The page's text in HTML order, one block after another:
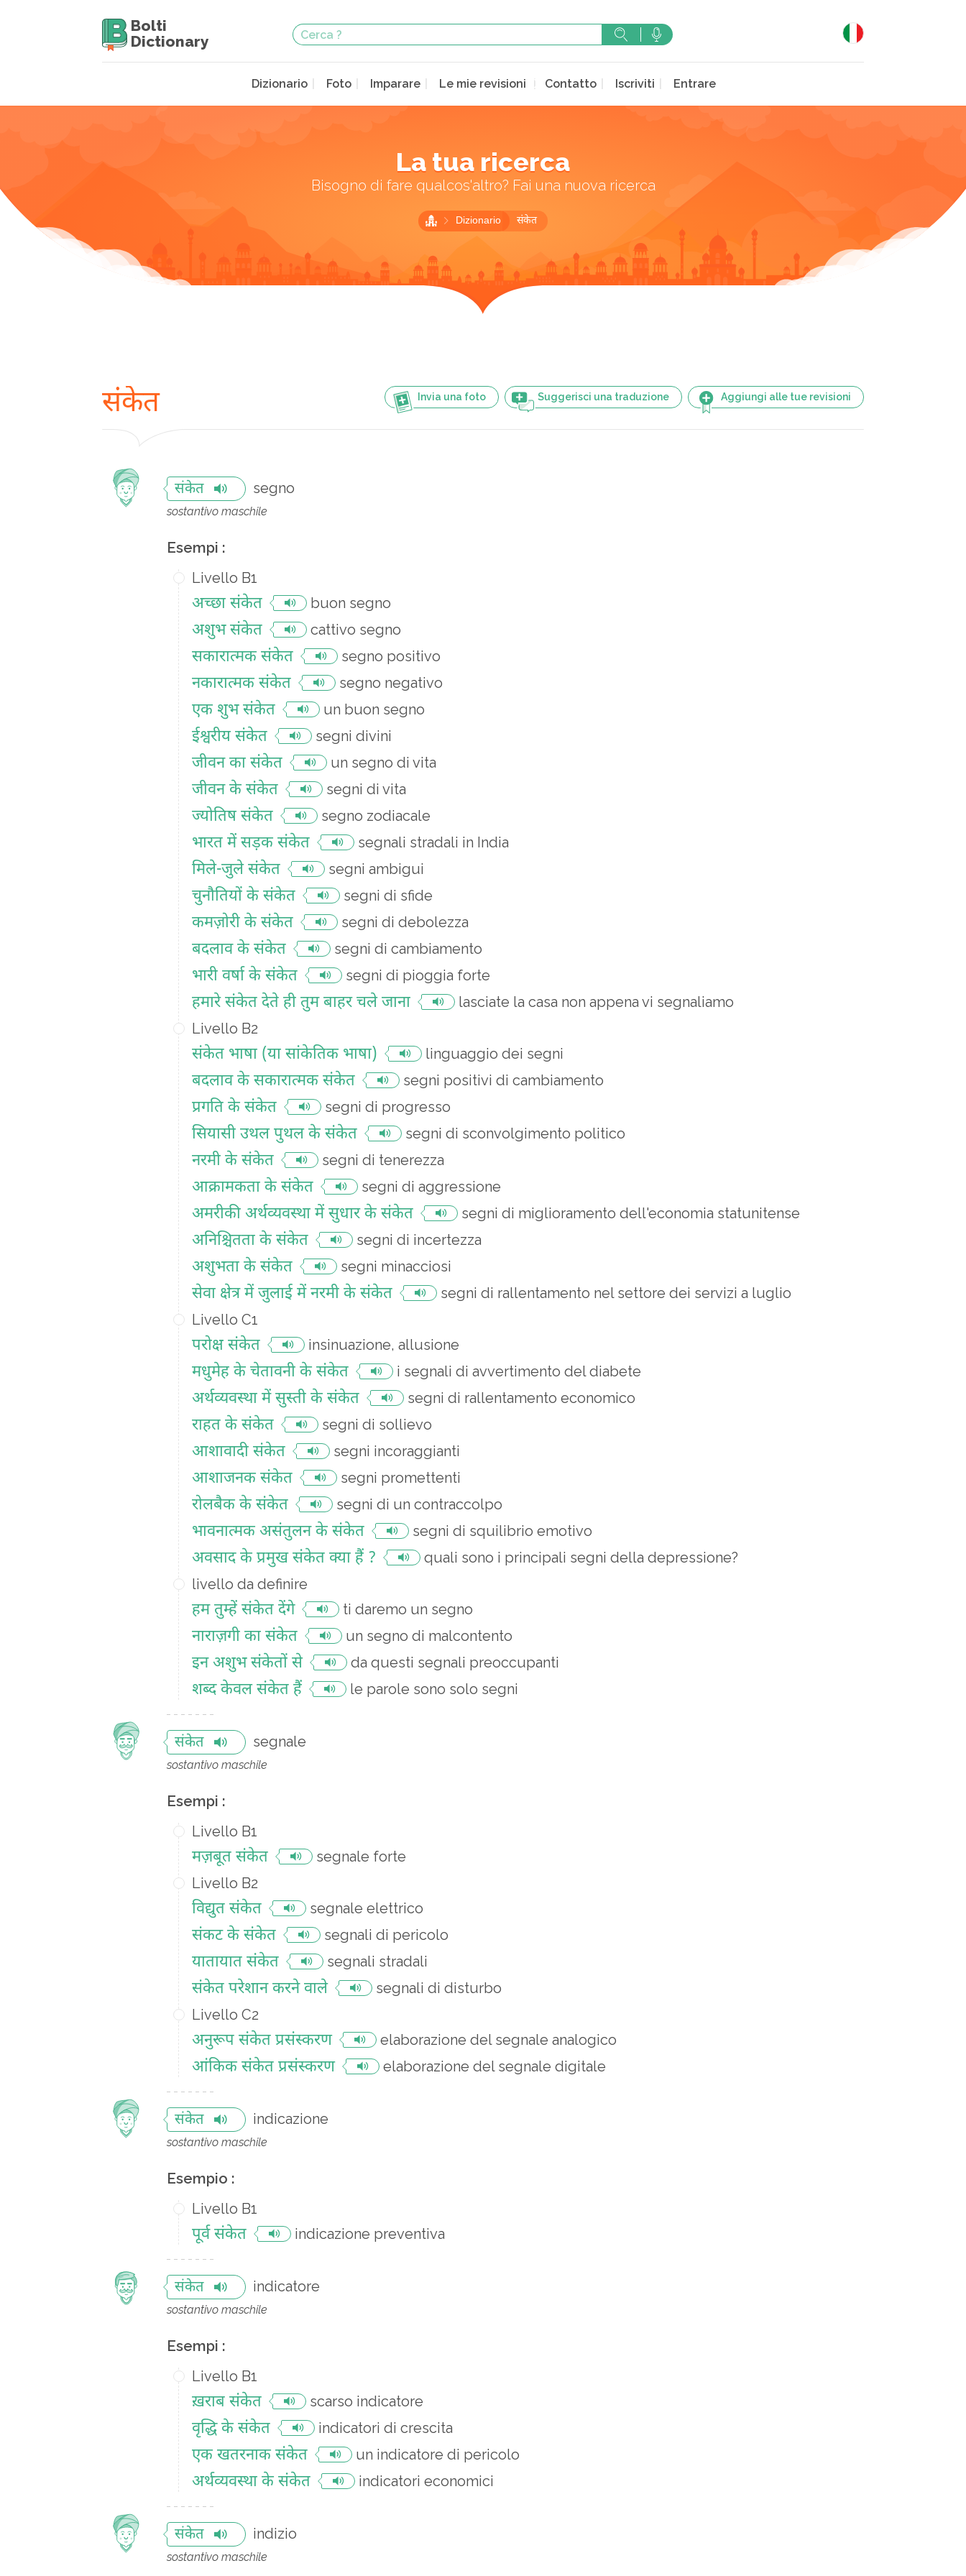
Bolti
Dictionary
Dizionario Foto Imparare Le mie revisioni Contatto Iscriviti Entrare
La tua ricerca
Bisogno di fare qualcos'altro? Fai una nuova ricerca
Dizionario संकेत
Invia una foto Suggerisci una traduzione Aggiungi alle tue revisioni
संकेत
संकेत segno
sostantivo maschile
Esempi :
Livello B1
अच्छा संकेत buon segno
अशुभ संकेत cattivo segno
सकारात्मक संकेत segno positivo
नकारात्मक संकेत segno negativo
एक शुभ संकेत un buon segno
ईश्वरीय संकेत segni divini
जीवन का संकेत un segno di vita
जीवन के संकेत segni di vita
ज्योतिष संकेत segno zodiacale
भारत में सड़क संकेत segnali stradali in India
मिले-जुले संकेत segni ambigui
चुनौतियों के संकेत segni di sfide
कमज़ोरी के संकेत segni di debolezza
बदलाव के संकेत segni di cambiamento
भारी वर्षा के संकेत segni di pioggia forte
हमारे संकेत देते ही तुम बाहर चले जाना
lasciate la casa non appena vi segnaliamo
Livello B2
संकेत भाषा (या सांकेतिक भाषा) linguaggio dei segni
बदलाव के सकारात्मक संकेत segni positivi di cambiamento
प्रगति के संकेत segni di progresso
सियासी उथल पुथल के संकेत segni di sconvolgimento politico
नरमी के संकेत segni di tenerezza
आक्रामकता के संकेत segni di aggressione
अमरीकी अर्थव्यवस्था में सुधार के संकेत segni di miglioramento dell'economia statunitense
अनिश्चितता के संकेत segni di incertezza
अशुभता के संकेत segni minacciosi
सेवा क्षेत्र में जुलाई में नरमी के संकेत
segni di rallentamento nel settore dei servizi a luglio
Livello C1
परोक्ष संकेत insinuazione, allusione
मधुमेह के चेतावनी के संकेत i segnali di avvertimento del diabete
अर्थव्यवस्था में सुस्ती के संकेत segni di rallentamento economico
राहत के संकेत segni di sollievo
आशावादी संकेत segni incoraggianti
आशाजनक संकेत segni promettenti
रोलबैक के संकेत segni di un contraccolpo
भावनात्मक असंतुलन के संकेत segni di squilibrio emotivo
अवसाद के प्रमुख संकेत क्या हैं ?
quali sono i principali segni della depressione?
livello da definire
हम तुम्हें संकेत देंगे ti daremo un segno
नाराज़गी का संकेत un segno di malcontento
इन अशुभ संकेतों से da questi segnali preoccupanti
शब्द केवल संकेत हैं le parole sono solo segni
संकेत segnale
sostantivo maschile
Esempi :
Livello B1
मज़बूत संकेत
segnale forte
Livello B2
विद्युत संकेत segnale elettrico
संकट के संकेत segnali di pericolo
यातायात संकेत segnali stradali
संकेत परेशान करने वाले
segnali di disturbo
Livello C2
अनुरूप संकेत प्रसंस्करण elaborazione del segnale analogico
आंकिक संकेत प्रसंस्करण elaborazione del segnale digitale
संकेत indicazione
sostantivo maschile
Esempio :
Livello B1
पूर्व संकेत indicazione preventiva
संकेत indicatore
sostantivo maschile
Esempi :
Livello B1
ख़राब संकेत scarso indicatore
वृद्धि के संकेत indicatori di crescita
एक खतरनाक संकेत un indicatore di pericolo
अर्थव्यवस्था के संकेत indicatori economici
संकेत indizio
sostantivo maschile